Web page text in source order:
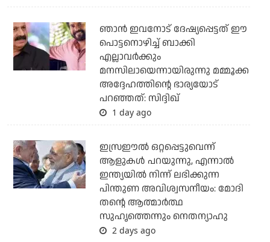
ഞാന്‍ ഇവനോട് ദേഷ്യപ്പെട്ടത് ഈ
പൊട്ടനൊഴിച്ച് ബാക്കി
എല്ലാവര്‍ക്കും
മനസിലായെന്നായിരുന്നു മമ്മൂക്ക
അദ്ദേഹത്തിന്റെ ഭാര്യയോട്
പറഞ്ഞത്: സിദ്ദിഖ്
1 day ago
ഇസ്രഈല്‍ ഒറ്റപ്പെട്ടുവെന്ന്
ആളുകള്‍ പറയുന്നു, എന്നാല്‍
ഇന്ത്യയില്‍ നിന്ന് ലഭിക്കുന്ന
പിന്തുണ അവിശ്വസനീയം: മോദി
തന്റെ ആത്മാര്‍ത്ഥ
സുഹൃത്തെന്നും നെതന്യാഹു
2 days ago